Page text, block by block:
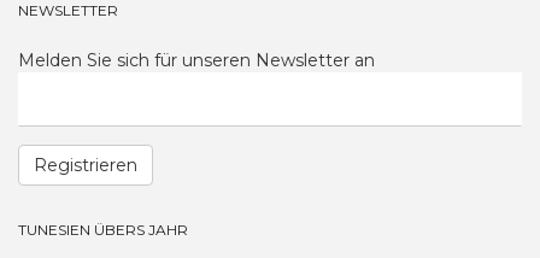
NEWSLETTER
Melden Sie sich für unseren Newsletter an
Registrieren
TUNESIEN ÜBERS JAHR